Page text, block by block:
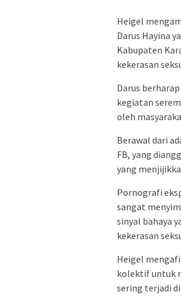
Heigel
Darus Hayina
Kabupaten
kekerasan
Darus
kegiatan
oleh
Berawal dari
FB, yang
yang
Pornografi
sangat
sinyal bahaya
kekerasan
Heigel
kolektif untuk
sering terjadi